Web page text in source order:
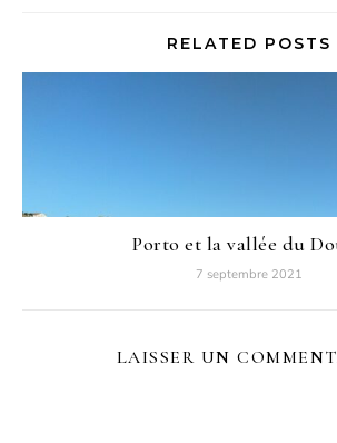
RELATED POSTS
Porto et la vallée du
7 septembre 2021
LAISSER UN